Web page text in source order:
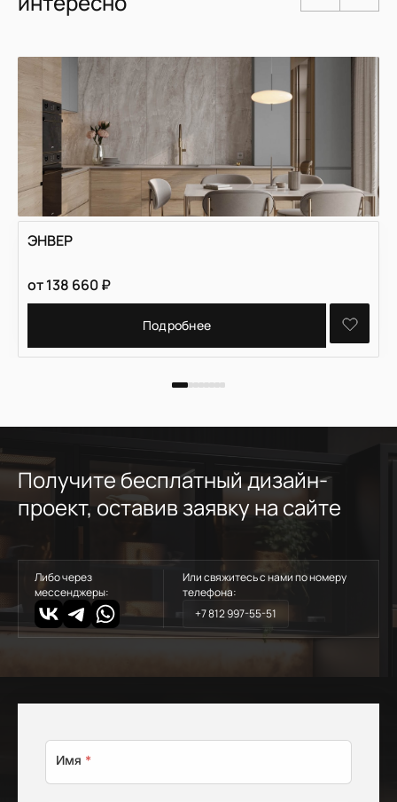
ЭНВЕР
от138 660₽
Подробнее
Получите бесплатный дизайн-
проект, оставив заявку на сайте
Или свяжитесь с нами по номеру
телефона:
+7 812 997-55-51
Либо через
мессенджеры:
Имя *